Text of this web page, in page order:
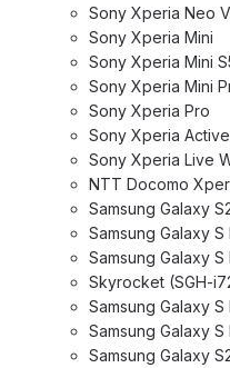
Sony Xperia Neo V
Sony Xperia Mini
Sony Xperia Mini
Sony Xperia Mini
Sony Xperia Pro
Sony Xperia Active
Sony Xperia Live
NTT Docomo
Samsung Galaxy
Samsung Galaxy
Samsung Galaxy S
Skyrocket (SGH-
Samsung Galaxy S
Samsung Galaxy
Samsung Galaxy